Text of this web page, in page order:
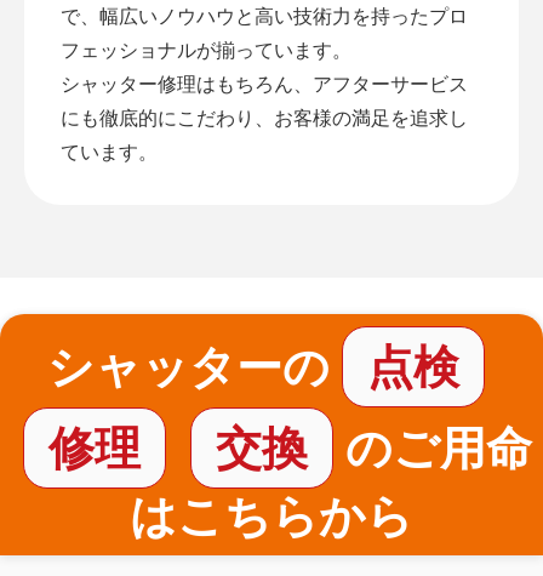
で、幅広いノウハウと高い技術力を持ったプロ
フェッショナルが揃っています。
シャッター修理はもちろん、アフターサービス
にも徹底的にこだわり、お客様の満足を追求し
ています。
シャッターの
点検
修理
交換
のご用命
はこちらから